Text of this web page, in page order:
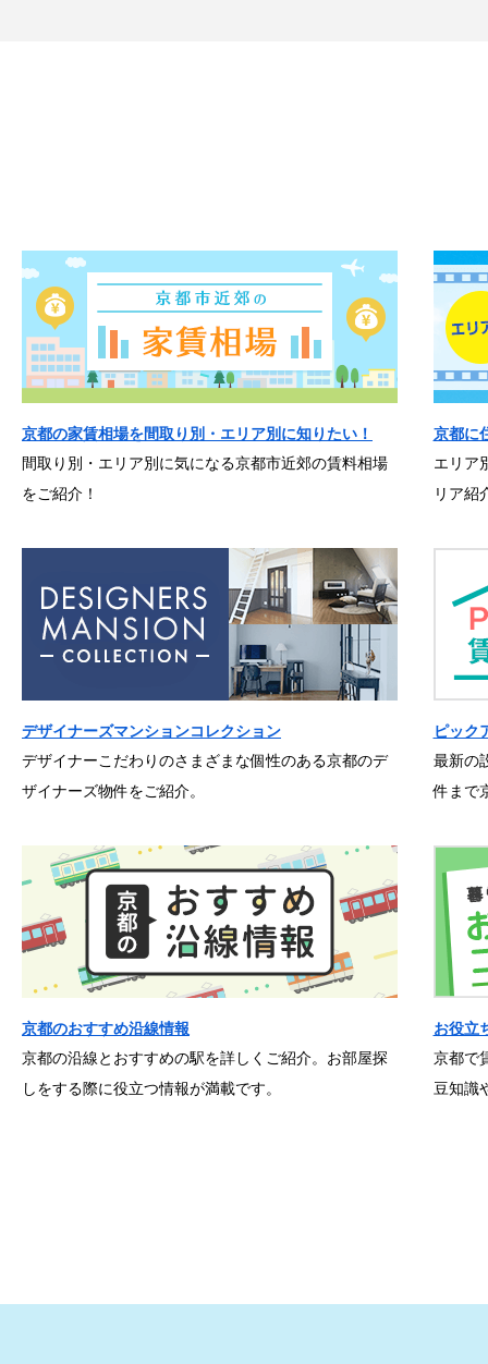
京都の家賃相場を間取り別・エリア別に知りたい！
間取り別・エリア別に気になる京都市近郊の賃料相場
をご紹介！
京都に
エリア
リア紹
デザイナーズマンションコレクション
デザイナーこだわりのさまざまな個性のある京都のデ
ザイナーズ物件をご紹介。
ピック
最新の
件まで
京都のおすすめ沿線情報
京都の沿線とおすすめの駅を詳しくご紹介。お部屋探
しをする際に役立つ情報が満載です。
お役立
京都で
豆知識